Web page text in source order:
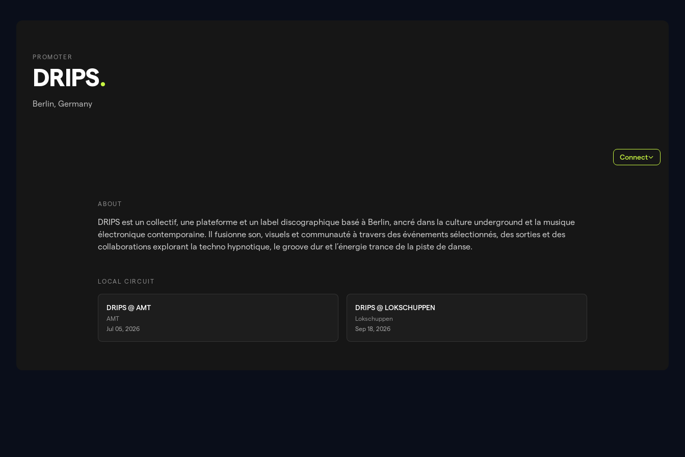
PROMOTER
DRIPS.
Berlin, Germany
Connect
ABOUT
DRIPS est un collectif, une plateforme et un label discographique basé à Berlin, ancré dans la culture underground et la musique
électronique contemporaine. Il fusionne son, visuels et communauté à travers des événements sélectionnés, des sorties et des
collaborations explorant la techno hypnotique, le groove dur et l’énergie trance de la piste de danse.
LOCAL CIRCUIT
DRIPS @ AMT
AMT
Jul 05, 2026
DRIPS @ LOKSCHUPPEN
Lokschuppen
Sep 18, 2026